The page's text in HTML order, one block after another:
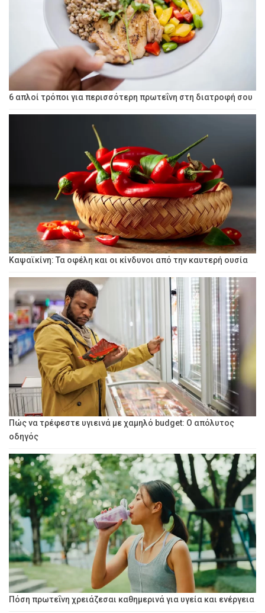
6 απλοί τρόποι για περισσότερη πρωτεΐνη στη διατροφή σου
Καψαϊκίνη: Τα οφέλη και οι κίνδυνοι από την καυτερή ουσία
Πώς να τρέφεστε υγιεινά με χαμηλό budget: Ο απόλυτος
οδηγός
Πόση πρωτεΐνη χρειάζεσαι καθημερινά για υγεία και ενέργεια